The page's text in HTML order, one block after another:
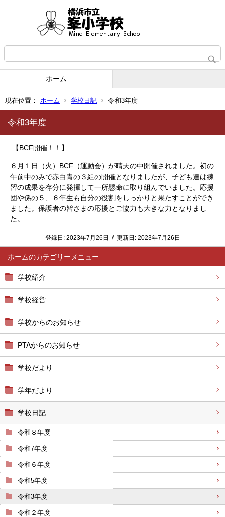
ホーム
現在位置： ホーム 学校日記 令和3年度
ホーム
学校紹介
学校経営
学校からのお知らせ
PTAからのお知らせ
学校だより
学年だより
学校日記
令和８年度
令和7年度
令和６年度
令和5年度
令和3年度
令和２年度
令和3年度
【BCF開催！！】
６月１日（火）BCF（運動会）が晴天の中開催されました。初の
午前中のみで赤白青の３組の開催となりましたが、子ども達は練
習の成果を存分に発揮して一所懸命に取り組んでいました。応援
団や係の５、６年生も自分の役割をしっかりと果たすことができ
ました。保護者の皆さまの応援とご協力も大きな力となりまし
た。
登録日: 2023年7月26日 / 更新日: 2023年7月26日